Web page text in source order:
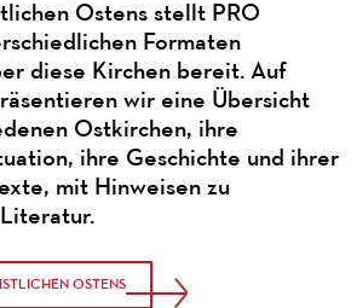
Ostens stellt PRO
Formaten
diese Kirchen bereit. Auf
wir eine Übersicht
Ostkirchen, ihre
ihre Geschichte und ihrer
mit Hinweisen zu
OSTENS